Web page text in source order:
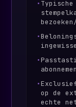
•
•
•
•
op de
echte